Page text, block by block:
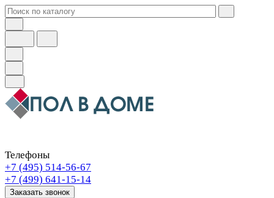
Телефоны
+7 (495) 514-56-67
+7 (499) 641-15-14
Заказать звонок